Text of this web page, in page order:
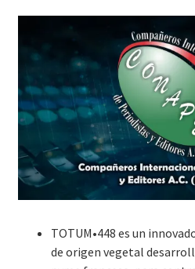
TOTUM•448 es un
de origen vegetal